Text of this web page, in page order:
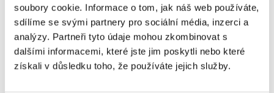
soubory cookie. Informace o tom, jak náš web používáte,
sdílíme se svými partnery pro sociální média, inzerci a
analýzy. Partneři tyto údaje mohou zkombinovat s
dalšími informacemi, které jste jim poskytli nebo které
získali v důsledku toho, že používáte jejich služby.
pozdě. Pokud máte problémy se splácením,
okamžitě kontaktujte poskytovatele půjčky a
informujte ho o své situaci. Mnoho
poskytovatelů je ochotno spolupracovat a
hledat řešení, jako je například prodloužení
doby splácení nebo restrukturalizace dluhu.
Nebankovní půjčky mohou být cenným